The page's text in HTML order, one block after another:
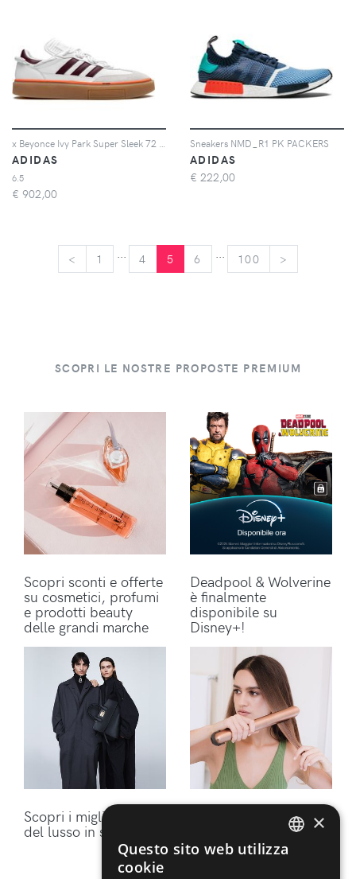
ADIDAS
6.5
€ 902,00
Sneakers NMD_R1 PK PACKERS
ADIDAS
€ 222,00
< 1 ... 4 5 6 ... 100 >
SCOPRI LE NOSTRE PROPOSTE PREMIUM
Scopri sconti e offerte
su cosmetici, profumi
e prodotti beauty
delle grandi marche
Deadpool & Wolverine
è finalmente
disponibile su
Disney+!
Scopri i migliori brand
del lusso in sconto
Ottieni lo styling
perfetto per i tuoi
capelli con gli
accessori Dyson
×
Questo sito web utilizza
cookie